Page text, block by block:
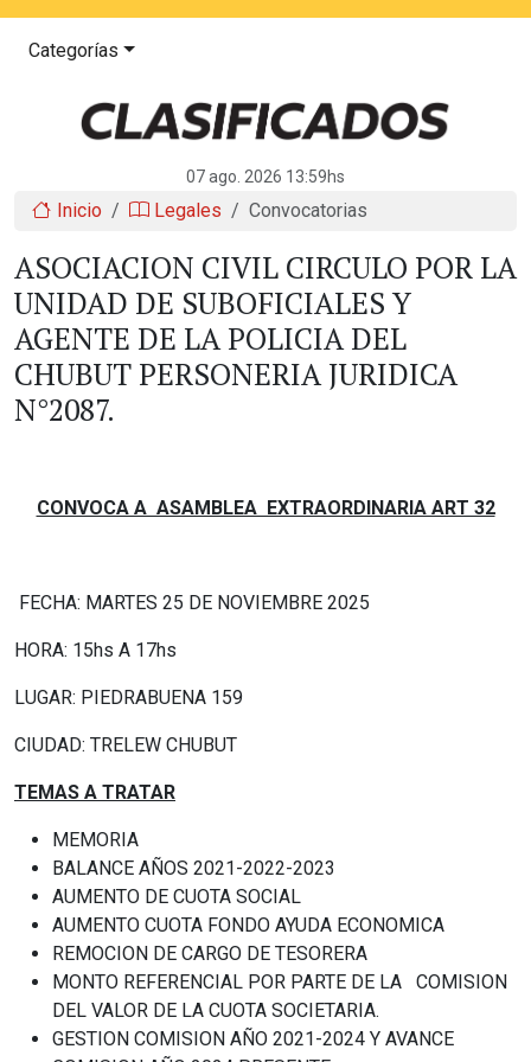
Categorías
07 ago. 2026 13:59hs
Inicio Legales Convocatorias
ASOCIACION CIVIL CIRCULO POR LA
UNIDAD DE SUBOFICIALES Y
AGENTE DE LA POLICIA DEL
CHUBUT PERSONERIA JURIDICA
N°2087.
CONVOCA A ASAMBLEA EXTRAORDINARIA ART 32
FECHA: MARTES 25 DE NOVIEMBRE 2025
HORA: 15hs A 17hs
LUGAR: PIEDRABUENA 159
CIUDAD: TRELEW CHUBUT
TEMAS A TRATAR
MEMORIA
BALANCE AÑOS 2021-2022-2023
AUMENTO DE CUOTA SOCIAL
AUMENTO CUOTA FONDO AYUDA ECONOMICA
REMOCION DE CARGO DE TESORERA
MONTO REFERENCIAL POR PARTE DE LA COMISION
DEL VALOR DE LA CUOTA SOCIETARIA.
GESTION COMISION AÑO 2021-2024 Y AVANCE